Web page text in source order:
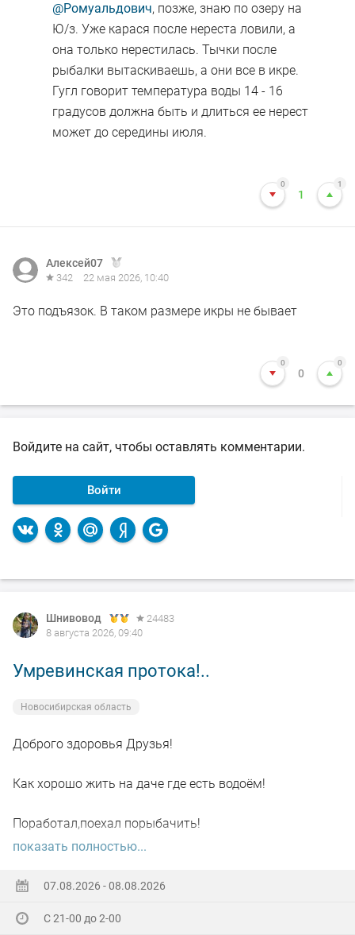
@Ромуальдович, позже, знаю по озеру на
Ю/з. Уже карася после нереста ловили, а
она только нерестилась. Тычки после
рыбалки вытаскиваешь, а они все в икре.
Гугл говорит температура воды 14 - 16
градусов должна быть и длиться ее нерест
может до середины июля.
0
1
1
Алексей07
342 22 мая 2026, 10:40
Это подъязок. В таком размере икры не бывает
0
0
0
Войдите на сайт, чтобы оставлять комментарии.
Войти
Шнивовод
24483
8 августа 2026, 09:40
Умревинская протока!..
Новосибирская область
Доброго здоровья Друзья!
Как хорошо жить на даче где есть водоём!
Поработал,поехал порыбачить!
поработал"цирюльником" 😂в теплицах!
А вечером захотелось повторить предыдущее "ночное
показать полностью...
07.08.2026 - 08.08.2026
С 21-00 до 2-00